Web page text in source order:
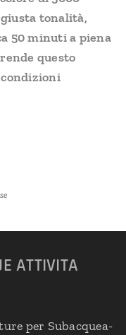
tonalità,
50 minuti a piena
questo
ATTIVITA
per Subacquea-